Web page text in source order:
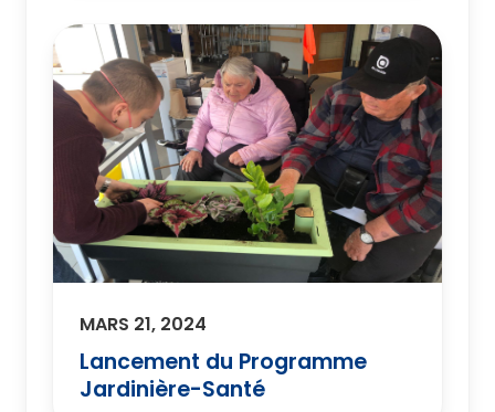
MARS 21, 2024
Lancement du Programme
Jardinière-Santé